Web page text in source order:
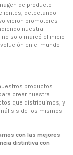
de producto
detectando
promotores
nuestra
solo marcó el inicio
en el mundo
productos
crear nuestra
que distribuimos, y
de los mismos
con las mejores
distintiva con